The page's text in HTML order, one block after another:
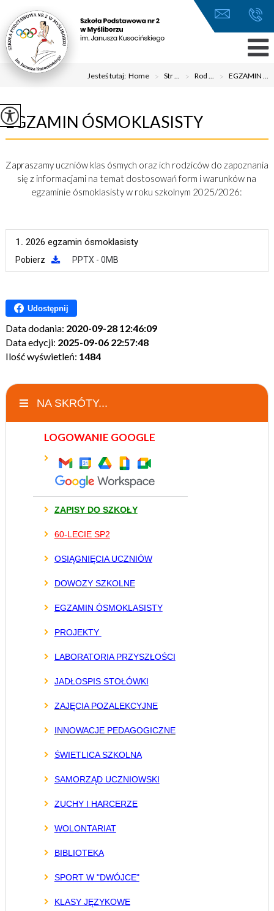
Jesteś tutaj:Home > Str ... > Rod ... > EGZAMIN ...
EGZAMIN ÓSMOKLASISTY
Zapraszamy uczniów klas ósmych oraz ich rodziców do zapoznania
się z informacjami na temat dostosowań form i warunków na
egzaminie ósmoklasisty w roku szkolnym 2025/2026:
1. 2026 egzamin ósmoklasisty
Pobierz PPTX - 0MB
Udostępnij
Data dodania: 2020-09-28 12:46:09
Data edycji: 2025-09-06 22:57:48
Ilość wyświetleń: 1484
NA SKRÓTY...
LOGOWANIE GOOGLE
ZAPISY DO SZKOŁY
60-LECIE SP2
OSIĄGNIĘCIA UCZNIÓW
DOWOZY SZKOLNE
EGZAMIN ÓSMOKLASISTY
PROJEKTY
LABORATORIA PRZYSZŁOŚCI
JADŁOSPIS STOŁÓWKI
ZAJĘCIA POZALEKCYJNE
INNOWACJE PEDAGOGICZNE
ŚWIETLICA SZKOLNA
SAMORZĄD UCZNIOWSKI
ZUCHY I HARCERZE
WOLONTARIAT
BIBLIOTEKA
SPORT W "DWÓJCE"
KLASY JĘZYKOWE